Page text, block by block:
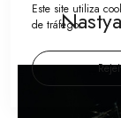
Este site utiliza
de tráfego.